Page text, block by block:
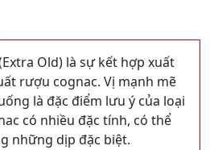
Old) là sự kết hợp xuất
rượu cognac. Vị mạnh mẽ
là đặc điểm lưu ý của loại
có nhiều đặc tính, có thể
những dịp đặc biệt.